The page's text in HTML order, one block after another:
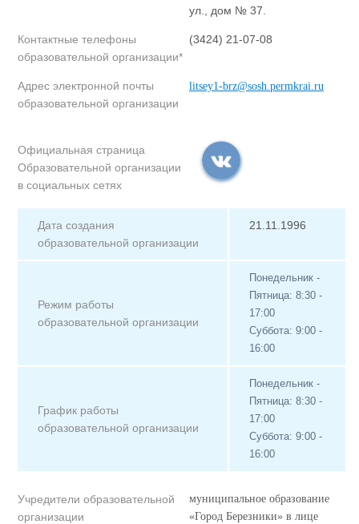
ул., дом № 37.
Контактные телефоны
образовательной организации*
(3424) 21-07-08
Адрес электронной почты
образовательной организации
litsey1-brz@sosh.permkrai.ru
Официальная страница
Образовательной организации
в социальных сетях
Дата создания
образовательной организации
21.11.1996
Режим работы
образовательной организации
Понедельник -
Пятница: 8:30 -
17:00
Суббота: 9:00 -
16:00
График работы
образовательной организации
Понедельник -
Пятница: 8:30 -
17:00
Суббота: 9:00 -
16:00
Учредители образовательной
организации
муниципальное образование
«Город Березники» в лице